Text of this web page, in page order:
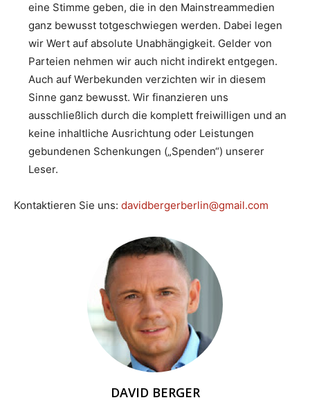
eine Stimme geben, die in den Mainstreammedien
ganz bewusst totgeschwiegen werden. Dabei legen
wir Wert auf absolute Unabhängigkeit. Gelder von
Parteien nehmen wir auch nicht indirekt entgegen.
Auch auf Werbekunden verzichten wir in diesem
Sinne ganz bewusst. Wir finanzieren uns
ausschließlich durch die komplett freiwilligen und an
keine inhaltliche Ausrichtung oder Leistungen
gebundenen Schenkungen („Spenden“) unserer
Leser.
Kontaktieren Sie uns: davidbergerberlin@gmail.com
DAVID BERGER